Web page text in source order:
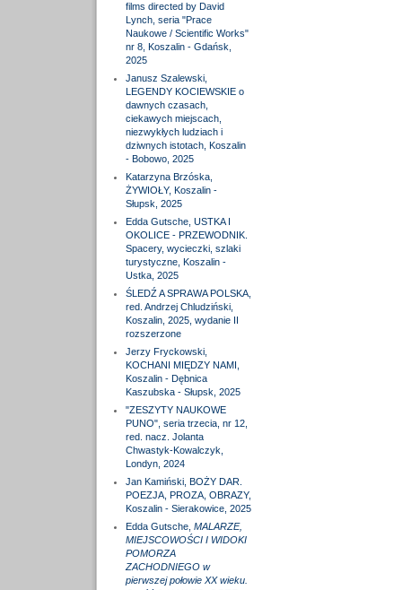
films directed by David
Lynch, seria "Prace
Naukowe / Scientific Works"
nr 8, Koszalin - Gdańsk,
2025
Janusz Szalewski,
LEGENDY KOCIEWSKIE o
dawnych czasach,
ciekawych miejscach,
niezwykłych ludziach i
dziwnych istotach, Koszalin
- Bobowo, 2025
Katarzyna Brzóska,
ŻYWIOŁY, Koszalin -
Słupsk, 2025
Edda Gutsche, USTKA I
OKOLICE - PRZEWODNIK.
Spacery, wycieczki, szlaki
turystyczne, Koszalin -
Ustka, 2025
ŚLEDŹ A SPRAWA POLSKA,
red. Andrzej Chludziński,
Koszalin, 2025, wydanie II
rozszerzone
Jerzy Fryckowski,
KOCHANI MIĘDZY NAMI,
Koszalin - Dębnica
Kaszubska - Słupsk, 2025
"ZESZYTY NAUKOWE
PUNO", seria trzecia, nr 12,
red. nacz. Jolanta
Chwastyk-Kowalczyk,
Londyn, 2024
Jan Kamiński, BOŻY DAR.
POEZJA, PROZA, OBRAZY,
Koszalin - Sierakowice, 2025
Edda Gutsche, MALARZE,
MIEJSCOWOŚCI I WIDOKI
POMORZA
ZACHODNIEGO w
pierwszej połowie XX wieku.